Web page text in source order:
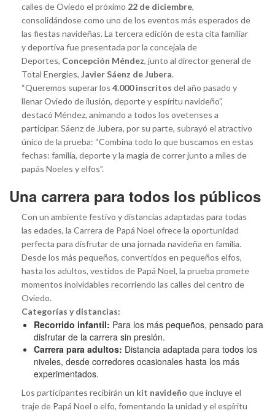
calles de Oviedo el próximo 22 de diciembre,
consolidándose como uno de los eventos más esperados de
las fiestas navideñas. La tercera edición de esta cita familiar
y deportiva fue presentada por la concejala de
Deportes, Concepción Méndez, junto al director general de
Total Energies, Javier Sáenz de Jubera.
“Queremos superar los 4.000 inscritos del año pasado y
llenar Oviedo de ilusión, deporte y espíritu navideño”,
destacó Méndez, animando a todos los ovetenses a
participar. Sáenz de Jubera, por su parte, subrayó el atractivo
único de la prueba: “Combina todo lo que buscamos en estas
fechas: familia, deporte y la magia de correr junto a miles de
papás Noeles y elfos”.
Una carrera para todos los públicos
Con un ambiente festivo y distancias adaptadas para todas
las edades, la Carrera de Papá Noel ofrece la oportunidad
perfecta para disfrutar de una jornada navideña en familia.
Desde los más pequeños, convertidos en pequeños elfos,
hasta los adultos, vestidos de Papá Noel, la prueba promete
momentos inolvidables recorriendo las calles del centro de
Oviedo.
Categorías y distancias:
Recorrido infantil: Para los más pequeños, pensado para
disfrutar de la carrera sin presión.
Carrera para adultos: Distancia adaptada para todos los
niveles, desde corredores ocasionales hasta los más
experimentados.
Los participantes recibirán un kit navideño que incluye el
traje de Papá Noel o elfo, fomentando la unidad y el espíritu